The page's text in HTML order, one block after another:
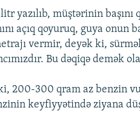
yazılıb, müştərinin
açıq qoyuruq, guya
vermir, deyək ki,
Bu dəqiqə demək
200-300 qram az benzin
keyfiyyətində ziyana